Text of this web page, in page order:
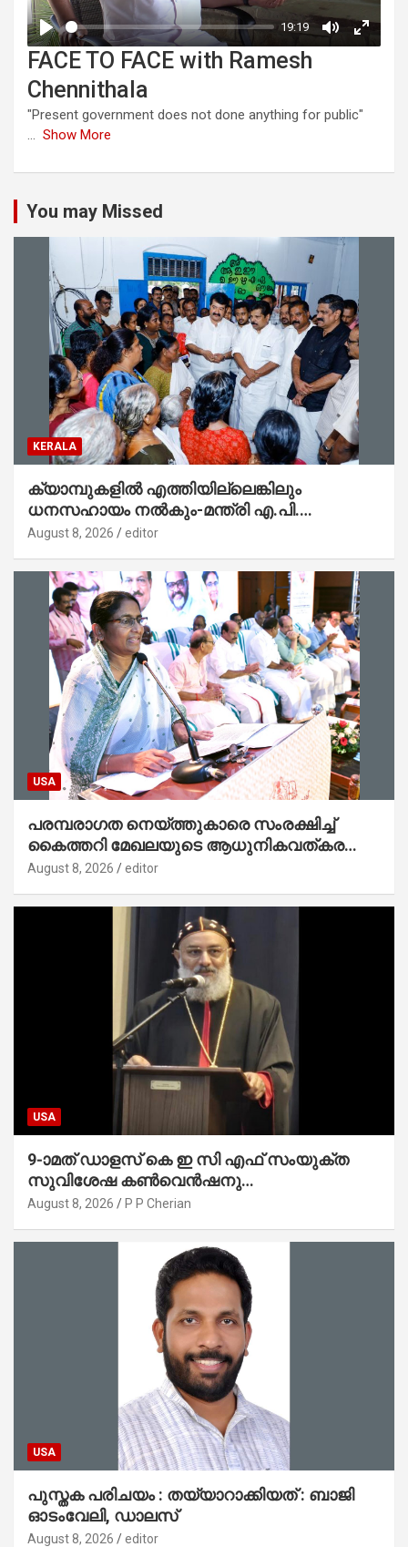
FACE TO FACE with Ramesh
Chennithala
"Present government does not done anything for public"
... Show More
You may Missed
KERALA
ക്യാമ്പുകളിൽ എത്തിയില്ലെങ്കിലും
ധനസഹായം നൽകും-മന്ത്രി എ.പി.
അനിൽകുമാർ
August 8, 2026 editor
USA
പരമ്പരാഗത നെയ്ത്തുകാരെ സംരക്ഷിച്ച്
കൈത്തറി മേഖലയുടെ ആധുനികവത്കരണം
സാധ്യമാക്കും : ഡെപ്യൂട്ടി സ്പീക്കർ
August 8, 2026 editor
USA
9-ാമത് ഡാളസ് കെ ഇ സി എഫ് സംയുക്ത
സുവിശേഷ കൺവെൻഷനു
പ്രാർത്ഥനാനിർഭരമായ തുടക്കം
August 8, 2026 P P Cherian
USA
പുസ്തക പരിചയം : തയ്യാറാക്കിയത് : ബാജി
ഓടംവേലി, ഡാലസ്
August 8, 2026 editor